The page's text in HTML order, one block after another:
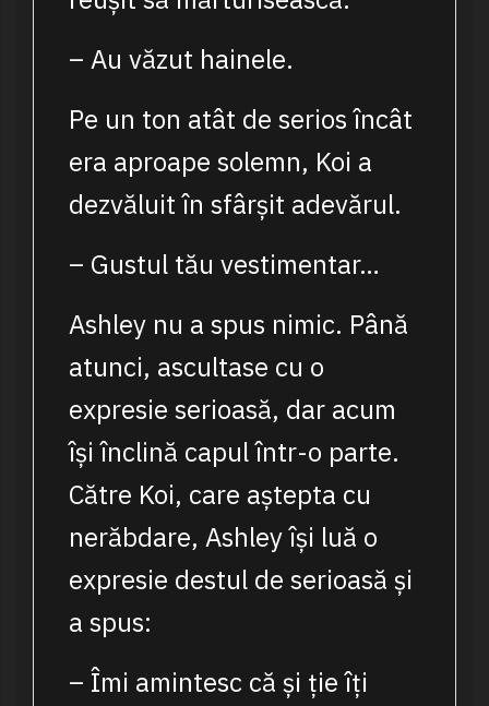
– Au văzut hainele.
Pe un ton atât de serios încât
era aproape solemn, Koi a
dezvăluit în sfârșit adevărul.
– Gustul tău vestimentar…
Ashley nu a spus nimic. Până
atunci, ascultase cu o
expresie serioasă, dar acum
își înclină capul într-o parte.
Către Koi, care aștepta cu
nerăbdare, Ashley își luă o
expresie destul de serioasă și
a spus:
– Îmi amintesc că și ție îți